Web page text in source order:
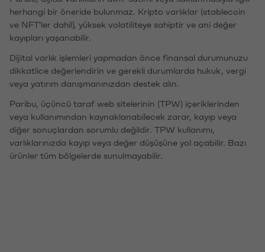
herhangi bir öneride bulunmaz. Kripto varlıklar (stablecoin
ve NFT'ler dahil), yüksek volatiliteye sahiptir ve ani değer
kayıpları yaşanabilir.
Dijital varlık işlemleri yapmadan önce finansal durumunuzu
dikkatlice değerlendirin ve gerekli durumlarda hukuk, vergi
veya yatırım danışmanınızdan destek alın.
Paribu, üçüncü taraf web sitelerinin (TPW) içeriklerinden
veya kullanımından kaynaklanabilecek zarar, kayıp veya
diğer sonuçlardan sorumlu değildir. TPW kullanımı,
varlıklarınızda kayıp veya değer düşüşüne yol açabilir. Bazı
ürünler tüm bölgelerde sunulmayabilir.